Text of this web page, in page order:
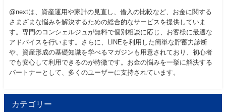
@nextは、資産運用や家計の見直し、借入の比較など、お金に関する
さまざまな悩みを解決するための総合的なサービスを提供していま
す。専門のコンシェルジュが無料で個別相談に応じ、お客様に最適な
アドバイスを行います。さらに、LINEを利用した簡単な貯蓄力診断
や、資産形成の基礎知識を学べるマガジンも用意されており、初心者
でも安心して利用できるのが特徴です。お金の悩みを一挙に解決する
パートナーとして、多くのユーザーに支持されています。
カテゴリー